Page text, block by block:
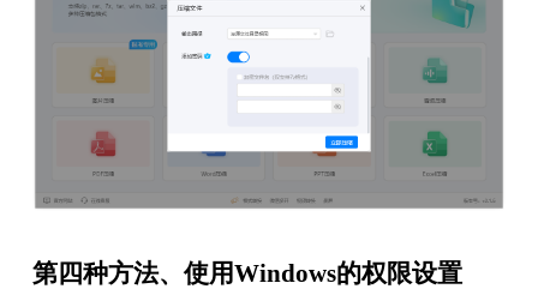
第四种方法、使用Windows的权限设置